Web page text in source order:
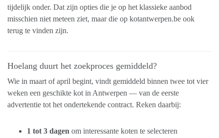
tijdelijk onder. Dat zijn opties die je op het klassieke aanbod
misschien niet meteen ziet, maar die op kotantwerpen.be ook
terug te vinden zijn.
Hoelang duurt het zoekproces gemiddeld?
Wie in maart of april begint, vindt gemiddeld binnen twee tot vier
weken een geschikte kot in Antwerpen — van de eerste
advertentie tot het ondertekende contract. Reken daarbij:
1 tot 3 dagen om interessante koten te selecteren